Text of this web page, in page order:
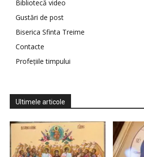
Bibliotecă video
Gustări de post
Biserica Sfinta Treime
Contacte
Profețiile timpului
Ultimele articole